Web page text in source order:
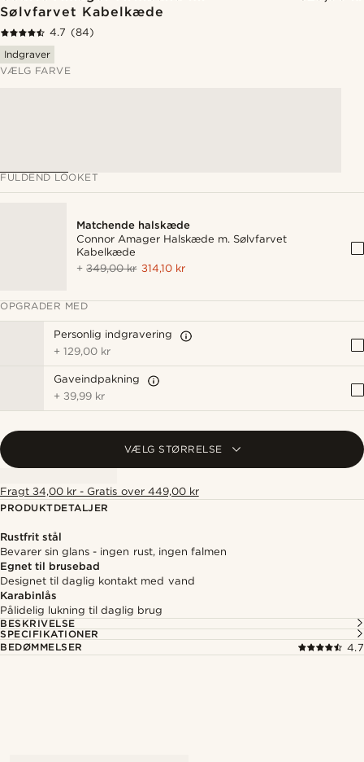
Sølvfarvet Kabelkæde
4.7 (84)
Indgraver
VÆLG FARVE
FULDEND LOOKET
Matchende halskæde
Connor Amager Halskæde m. Sølvfarvet
Kabelkæde
+349,00 kr 314,10 kr
OPGRADER MED
Personlig indgravering
+129,00 kr
Gaveindpakning
+ 39,99 kr
VÆLG STØRRELSE
Fragt 34,00 kr - Gratis over 449,00 kr
PRODUKTDETALJER
Rustfrit stål
Bevarer sin glans - ingen rust, ingen falmen
Egnet til brusebad
Designet til daglig kontakt med vand
Karabinlås
Pålidelig lukning til daglig brug
BESKRIVELSE
SPECIFIKATIONER
BEDØMMELSER
4.7